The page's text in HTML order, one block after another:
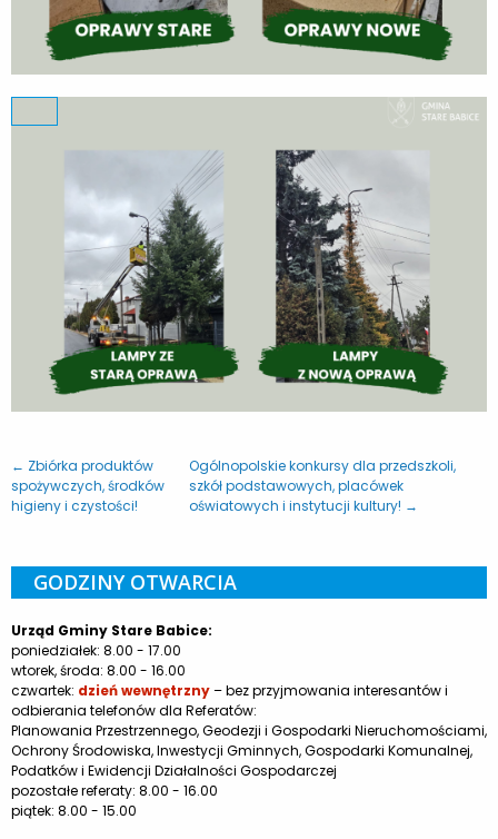
← Zbiórka produktów
spożywczych, środków
higieny i czystości!
Ogólnopolskie konkursy dla przedszkoli,
szkół podstawowych, placówek
oświatowych i instytucji kultury! →
GODZINY OTWARCIA
Urząd Gminy Stare Babice:
poniedziałek: 8.00 - 17.00
wtorek, środa: 8.00 - 16.00
czwartek: dzień wewnętrzny– bez przyjmowania interesantów i
odbierania telefonów dla Referatów:
Planowania Przestrzennego, Geodezji i Gospodarki Nieruchomościami,
Ochrony Środowiska, Inwestycji Gminnych, Gospodarki Komunalnej,
Podatków i Ewidencji Działalności Gospodarczej
pozostałe referaty: 8.00 - 16.00
piątek: 8.00 - 15.00